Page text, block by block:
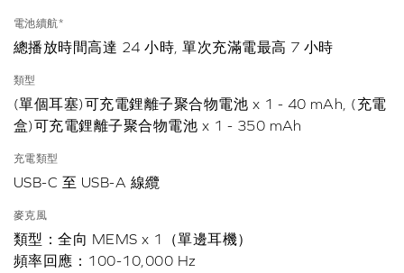
電池續航*
總播放時間高達 24 小時, 單次充滿電最高 7 小時
類型
(單個耳塞)可充電鋰離子聚合物電池 x 1 - 40 mAh, (充電
盒)可充電鋰離子聚合物電池 x 1 - 350 mAh
充電類型
USB-C 至 USB-A 線纜
麥克風
類型：全向 MEMS x 1（單邊耳機）
頻率回應：100-10,000 Hz